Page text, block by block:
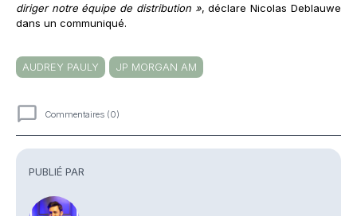
PUBLIÉ PAR
diriger notre équipe de distribution », déclare Nicolas Deblauwe
dans un communiqué.
AUDREY PAULY JP MORGAN AM
Commentaires (0)